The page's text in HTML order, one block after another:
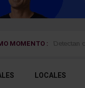
MOMENTO :
del río Uruguay Detectan
LOCALES